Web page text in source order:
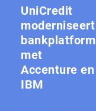
UniCredit
moderniseert
bankplatform
met
Accenture en
IBM